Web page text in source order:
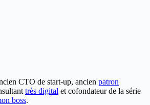
CTO de start-up, ancien patron
très digital et cofondateur de la série
boss.